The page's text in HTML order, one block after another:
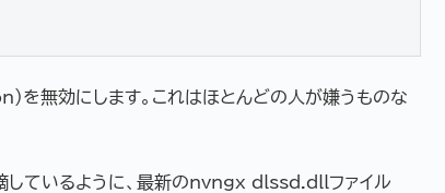
無効にします。これはほとんどの人が嫌うものな
ているように、最新のnvngx_dlssd.dllファイル